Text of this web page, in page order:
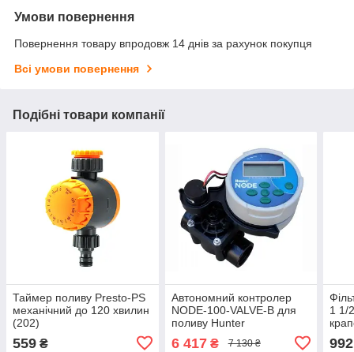
Умови повернення
Повернення товару впродовж 14 днів за рахунок покупця
Всі умови повернення
Подібні товари компанії
Таймер поливу Presto-PS
механічний до 120 хвилин
(202)
559 ₴
Автономний контролер
NODE-100-VALVE-B для
поливу Hunter
6 417₴ 7 130 ₴
1 1/
992